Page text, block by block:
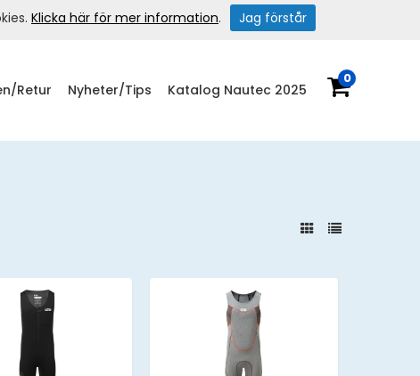
0
Retur Nyheter/Tips Katalog Nautec 2025
Klicka här för mer information. Jag förstår